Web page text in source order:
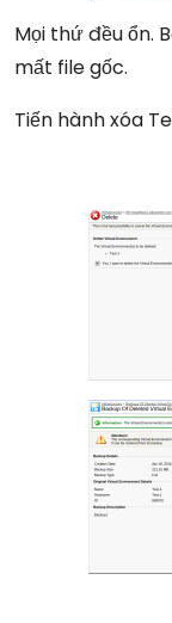
Mọi thứ đều ổn.
mất file gốc.
Tiến hành xóa